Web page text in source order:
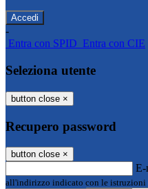
-
Entra con SPID Entra con CIE
Seleziona utente
button close ×
Recupero password
button close ×
E-
all'indirizzo indicato con le istruzioni